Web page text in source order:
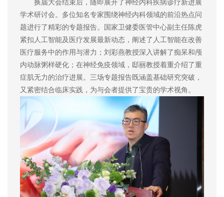
换届大会结束后，随即展开了神经内科疾病诊疗新进展
学术研讨会。多位知名专家围绕神经内科领域的前沿热点问
题进行了精彩的专题报告。国家卫健委医管中心副主任陈虎
紧扣人工智能及医疗发展最新动态，阐述了人工智能在改善
医疗服务中的作用与潜力；刘彩燕教授深入讲解了痴呆和颅
内动脉粥样硬化；在神经免疫领域，邸丽教授着重介绍了重
症肌无力的治疗进展。三场专题报告既涵盖基础研究突破，
又紧密结合临床实践，为与会者提供了宝贵的学术视角。